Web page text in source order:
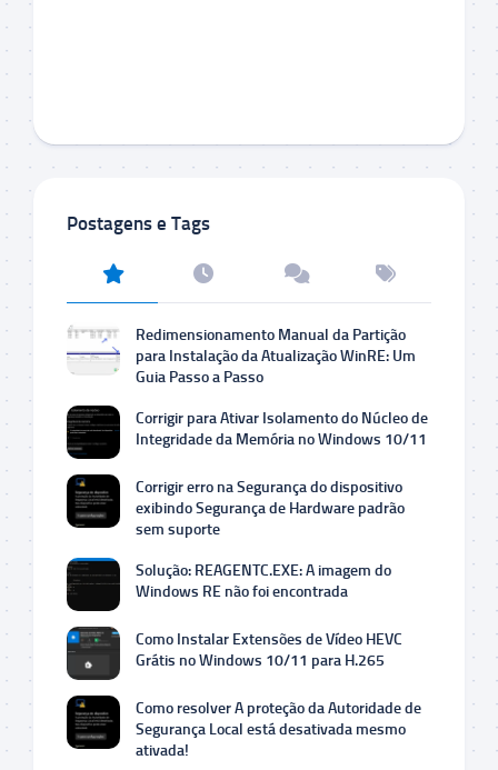
Postagens e Tags
Redimensionamento Manual da Partição
para Instalação da Atualização WinRE: Um
Guia Passo a Passo
Corrigir para Ativar Isolamento do Núcleo de
Integridade da Memória no Windows 10/11
Corrigir erro na Segurança do dispositivo
exibindo Segurança de Hardware padrão
sem suporte
Solução: REAGENTC.EXE: A imagem do
Windows RE não foi encontrada
Como Instalar Extensões de Vídeo HEVC
Grátis no Windows 10/11 para H.265
Como resolver A proteção da Autoridade de
Segurança Local está desativada mesmo
ativada!